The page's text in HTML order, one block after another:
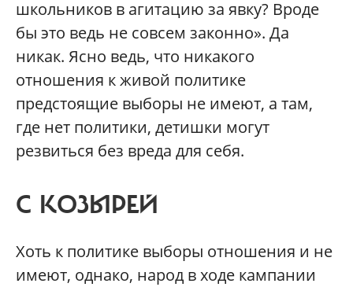
школьников в агитацию за явку? Вроде
бы это ведь не совсем законно». Да
никак. Ясно ведь, что никакого
отношения к живой политике
предстоящие выборы не имеют, а там,
где нет политики, детишки могут
резвиться без вреда для себя.
С КОЗЫРЕЙ
Хоть к политике выборы отношения и не
имеют, однако, народ в ходе кампании